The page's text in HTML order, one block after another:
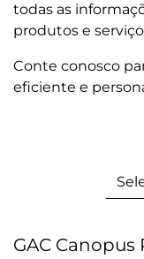
todas as
produtos e
Conte conosco
eficiente e
GAC Canopus